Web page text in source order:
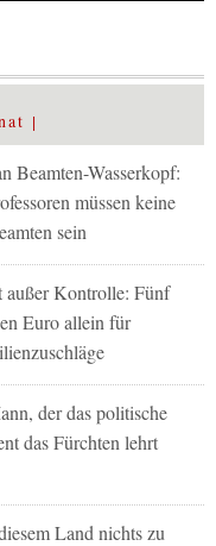
Beamten-Wasserkopf:
müssen keine
sein
außer Kontrolle: Fünf
Euro allein für
der das politische
das Fürchten lehrt
Land nichts zu